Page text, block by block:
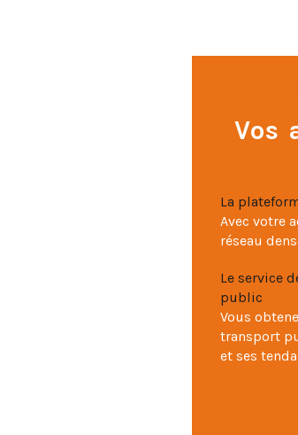
Vos
La
Avec votre
réseau
Le service
public
Vous
transport
et ses